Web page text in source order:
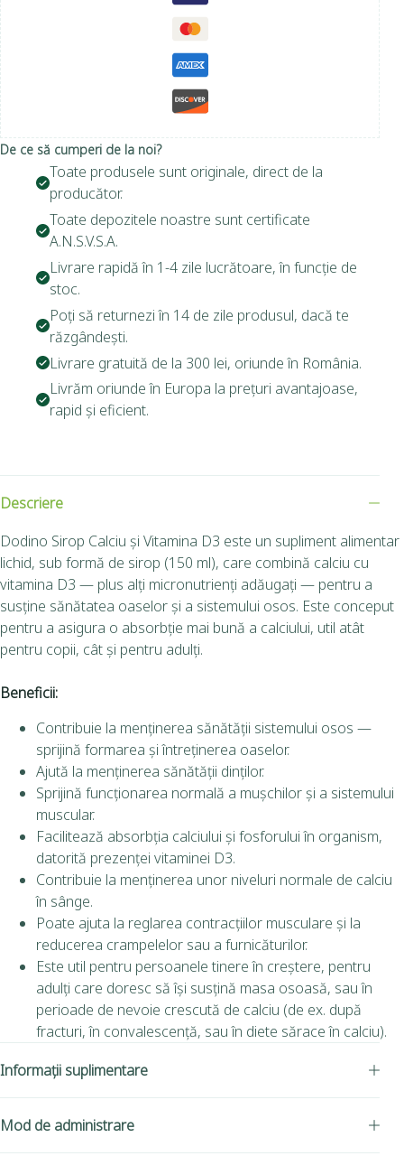
De ce să cumperi de la noi?
Toate produsele sunt originale, direct de la
producător.
Toate depozitele noastre sunt certificate
A.N.S.V.S.A.
Livrare rapidă în 1-4 zile lucrătoare, în funcție de
stoc.
Poți să returnezi în 14 de zile produsul, dacă te
răzgândești.
Livrare gratuită de la 300 lei, oriunde în România.
Livrăm oriunde în Europa la prețuri avantajoase,
rapid și eficient.
Descriere
Dodino Sirop Calciu și Vitamina D3 este un supliment alimentar
lichid, sub formă de sirop (150 ml), care combină calciu cu
vitamina D3 — plus alți micronutrienți adăugați — pentru a
susține sănătatea oaselor și a sistemului osos. Este conceput
pentru a asigura o absorbție mai bună a calciului, util atât
pentru copii, cât și pentru adulți.
Beneficii:
Contribuie la menținerea sănătății sistemului osos —
sprijină formarea și întreținerea oaselor.
Ajută la menținerea sănătății dinților.
Sprijină funcționarea normală a mușchilor și a sistemului
muscular.
Facilitează absorbția calciului și fosforului în organism,
datorită prezenței vitaminei D3.
Contribuie la menținerea unor niveluri normale de calciu
în sânge.
Poate ajuta la reglarea contracțiilor musculare și la
reducerea crampelelor sau a furnicăturilor.
Este util pentru persoanele tinere în creștere, pentru
adulți care doresc să își susțină masa osoasă, sau în
perioade de nevoie crescută de calciu (de ex. după
fracturi, în convalescență, sau în diete sărace în calciu).
Informații suplimentare
Mod de administrare